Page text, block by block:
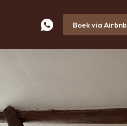
Boek via Airbnb